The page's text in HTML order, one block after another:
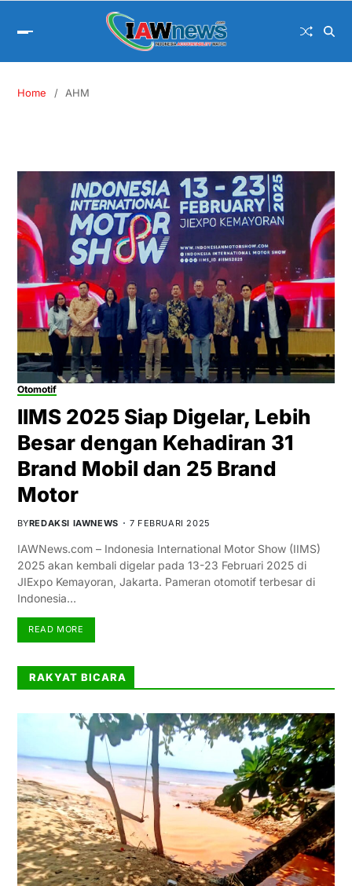
Home AHM
Otomotif
IIMS 2025 Siap Digelar, Lebih
Besar dengan Kehadiran 31
Brand Mobil dan 25 Brand
Motor
BYREDAKSI IAWNEWS 7 FEBRUARI 2025
IAWNews.com – Indonesia International Motor Show (IIMS)
2025 akan kembali digelar pada 13-23 Februari 2025 di
JIExpo Kemayoran, Jakarta. Pameran otomotif terbesar di
Indonesia…
READ MORE
RAKYAT BICARA